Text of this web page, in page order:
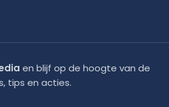
en blijf op de hoogte van de
tips en acties.